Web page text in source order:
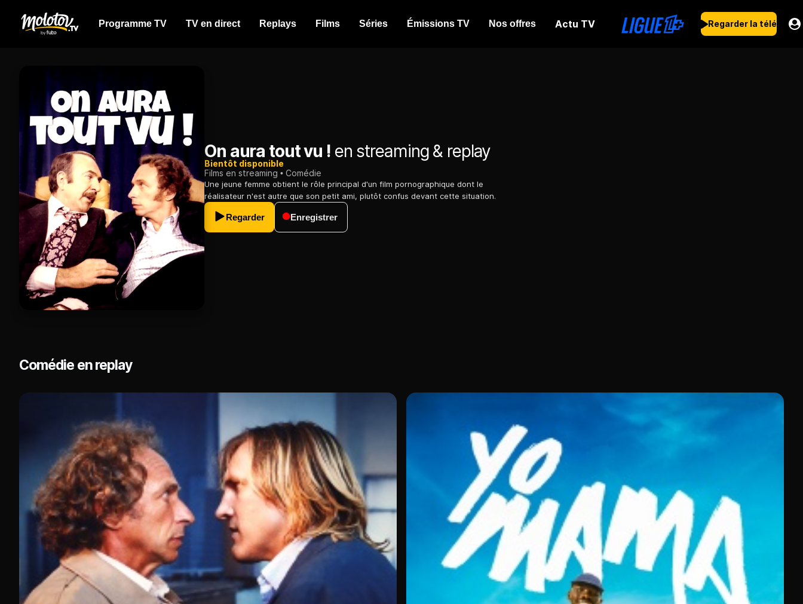
Programme TV TV en direct Replays Films Séries Émissions TV Nos offres Actu TV Regarder la télé
On aura tout vu !en streaming & replay
Bientôt disponible
Films en streaming
Comédie
Une jeune femme obtient le rôle principal d'un film pornographique dont le
réalisateur n'est autre que son petit ami, plutôt confus devant cette situation.
Regarder Enregistrer
Comédie en replay